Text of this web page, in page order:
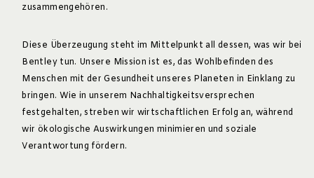
zusammengehören.
Diese Überzeugung steht im Mittelpunkt all dessen, was wir bei
Bentley tun. Unsere Mission ist es, das Wohlbefinden des
Menschen mit der Gesundheit unseres Planeten in Einklang zu
bringen. Wie in unserem Nachhaltigkeitsversprechen
festgehalten, streben wir wirtschaftlichen Erfolg an, während
wir ökologische Auswirkungen minimieren und soziale
Verantwortung fördern.